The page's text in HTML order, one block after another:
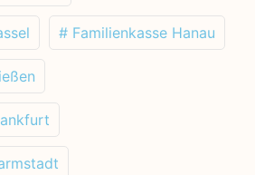
# Familienkasse Hanau